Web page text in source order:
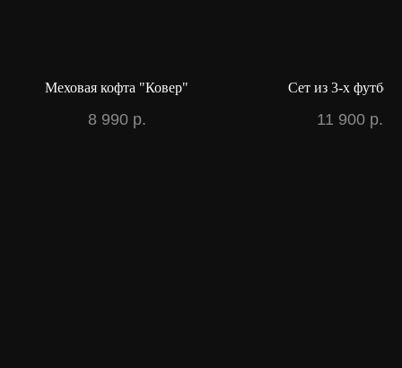
Меховая кофта "Ковер"
8 990 р.
Сет из 3-х
11 900 р.